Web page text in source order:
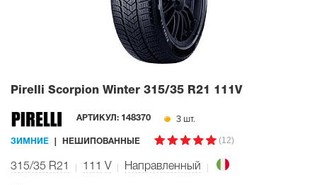
Pirelli Scorpion Winter 315/35 R21 111V
АРТИКУЛ: 148370 3 шт.
ЗИМНИЕ НЕШИПОВАННЫЕ (12)
315/35 R21 111 V Направленный